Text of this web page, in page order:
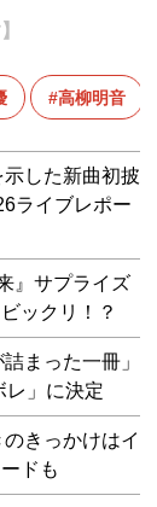
高柳明音
した新曲初披
ライブレポー
』サプライズ
ックリ！？
まった一冊」
レ」に決定
きっかけはイ
ドも